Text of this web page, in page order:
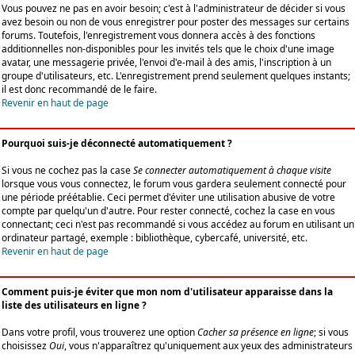
Vous pouvez ne pas en avoir besoin; c'est à l'administrateur de décider si vous
avez besoin ou non de vous enregistrer pour poster des messages sur certains
forums. Toutefois, l'enregistrement vous donnera accès à des fonctions
additionnelles non-disponibles pour les invités tels que le choix d'une image
avatar, une messagerie privée, l'envoi d'e-mail à des amis, l'inscription à un
groupe d'utilisateurs, etc. L'enregistrement prend seulement quelques instants;
il est donc recommandé de le faire.
Revenir en haut de page
Pourquoi suis-je déconnecté automatiquement ?
Si vous ne cochez pas la caseSe connecter automatiquement à chaque visite
lorsque vous vous connectez, le forum vous gardera seulement connecté pour
une période préétablie. Ceci permet d'éviter une utilisation abusive de votre
compte par quelqu'un d'autre. Pour rester connecté, cochez la case en vous
connectant; ceci n'est pas recommandé si vous accédez au forum en utilisant un
ordinateur partagé, exemple : bibliothèque, cybercafé, université, etc.
Revenir en haut de page
Comment puis-je éviter que mon nom d'utilisateur apparaisse dans la
liste des utilisateurs en ligne ?
Dans votre profil, vous trouverez une optionCacher sa présence en ligne; si vous
choisissezOui, vous n'apparaîtrez qu'uniquement aux yeux des administrateurs